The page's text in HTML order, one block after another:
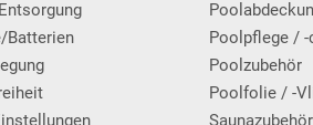
die Leiterholme dienen. Max.
Batterien
Poolpflege /
Poolzubehör
Poolfolie / -
Saunazubehör